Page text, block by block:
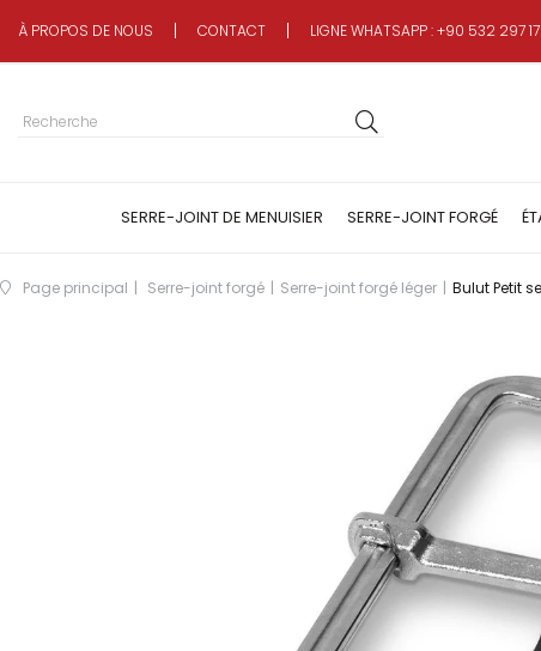
À PROPOS DE NOUS CONTACT LIGNE WHATSAPP : +90 532 297
SERRE-JOINT DE MENUISIER SERRE-JOINT FORGÉ
Page principal Serre-joint forgé Serre-joint forgé léger Bulut Petit